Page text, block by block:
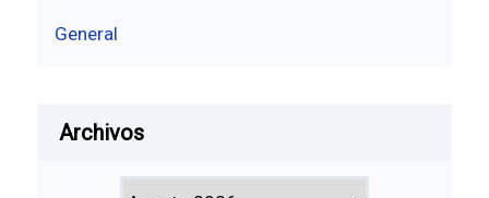
General
Archivos